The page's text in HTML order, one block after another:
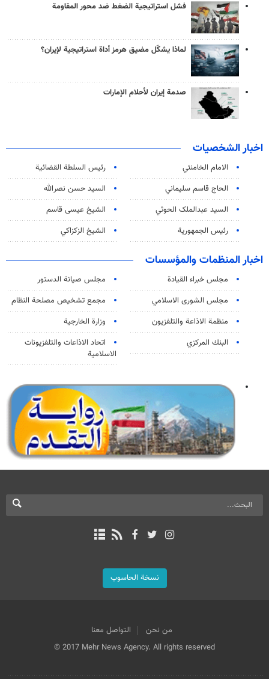
فشل استراتيجية الضغط ضد محور المقاومة
لماذا يشكّل مضيق هرمز أداة استراتيجية لإيران؟
صدمة إيران لأحلام الإمارات
اخبار الشخصيات
الامام الخامنئي
رئیس السلطة القضائیة
الحاج قاسم سليماني
السيد حسن نصرالله
السید عبدالملک الحوثي
الشيخ عيسى قاسم
رئيس الجمهورية
الشيخ الزكزاكي
اخبار المنظمات والمؤسسات
مجلس خبراء القيادة
مجلس صيانة الدستور
مجلس الشورى الاسلامي
مجمع تشخيص مصلحة النظام
منظمة الاذاعة والتلفزیون
وزارة الخارجية
البنك المركزي
اتحاد الاذاعات والتلفزيونات
الاسلامية
نسخة الحاسوب
من نحن
التواصل معنا
© 2017 Mehr News Agency. All rights reserved